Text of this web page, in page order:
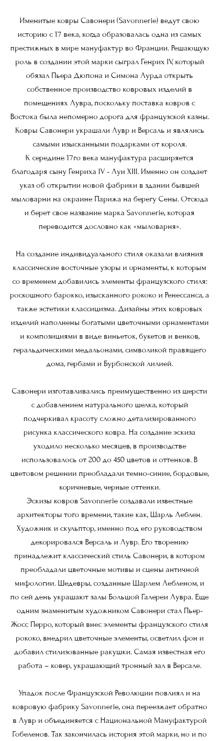
Именитые ковры Савонери (Savonnerie) ведут свою
историю с 17 века, когда образовалась одна из самых
престижных в мире мануфактур во Франции. Решающую
роль в создании этой марки сыграл Генрих IV, который
обязал Пьера Дюпона и Симона Лурда открыть
собственное производство ковровых изделий в
помещениях Лувра, поскольку поставка ковров с
Востока была непомерно дорога для французской казны.
Ковры Савонери украшали Лувр и Версаль и являлись
самыми изысканными подарками от короля.
К середине 17го века мануфактура расширяется
благодаря сыну Генриха IV - Луи XIII. Именно он создает
указ об открытии новой фабрики в здании бывшей
мыловарни на окраине Парижа на берегу Сены. Отсюда
и берет свое название марка Savonnerie, которая
переводится дословно как «мыловарня».
На создание индивидуального стиля оказали влияния
классические восточные узоры и орнаменты, к которым
со временем добавились элементы французского стиля:
роскошного барокко, изысканного рококо и Ренессанса, а
также эстетики классицизма. Дизайны этих ковровых
изделий наполнены богатыми цветочными орнаментами
и композициями в виде виньеток, букетов и венков,
геральдическими медальонами, символикой правящего
дома, гербами и Бурбонской лилией.
Савонери изготавливались преимущественно из шерсти
с добавлением натурального шелка, который
подчеркивал красоту сложно детализированного
рисунка классического ковра. На создание эскиза
уходило несколько месяцев, в производстве
использовалось от 200 до 450 цветов и оттенков. В
цветовом решении преобладали темно-синие, бордовые,
коричневые, черные оттенки.
Эскизы ковров Savonnerie создавали известные
архитекторы того времени, такие как, Шарль Леблен.
Художник и скульптор, именно под его руководством
декорировался Версаль и Лувр. Его творению
принадлежит классический стиль Савонери, в котором
преобладали цветочные мотивы и сцены античной
мифологии. Шедевры, созданные Шарлем Лебленом, и
по сей день украшают залы Большой Галереи Лувра. Еще
одним знаменитым художником Савонери стал Пьер-
Жосс Перро, который внес элементы французского стиля
рококо, внедрил цветочные элементы, осветлил фон и
добавил стилизованные ракушки. Самая известная его
работа – ковер, украшающий тронный зал в Версале.
Упадок после Французской Революции повлиял и на
ковровую фабрику Savonnerie, она переезжает обратно
в Лувр и объединяется с Национальной Мануфактурой
Гобеленов. Так закончилась история этой марки, но и по